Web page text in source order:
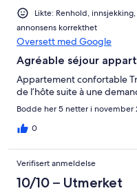
Likte: Renhold,
annonsens korrekthet
Oversett med Google
Agréable séjour
Appartement confortable
de l’hôte suite à une
Bodde her 5 netter i november
0
Verifisert anmeldelse
10/10 – Utmerket